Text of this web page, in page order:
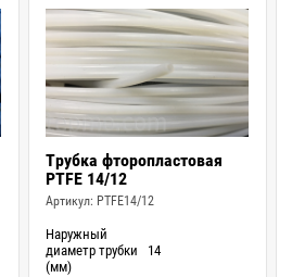
Трубка фторопластовая
PTFE 14/12
Артикул: PTFE14/12
Наружный
диаметр трубки
(мм)
14